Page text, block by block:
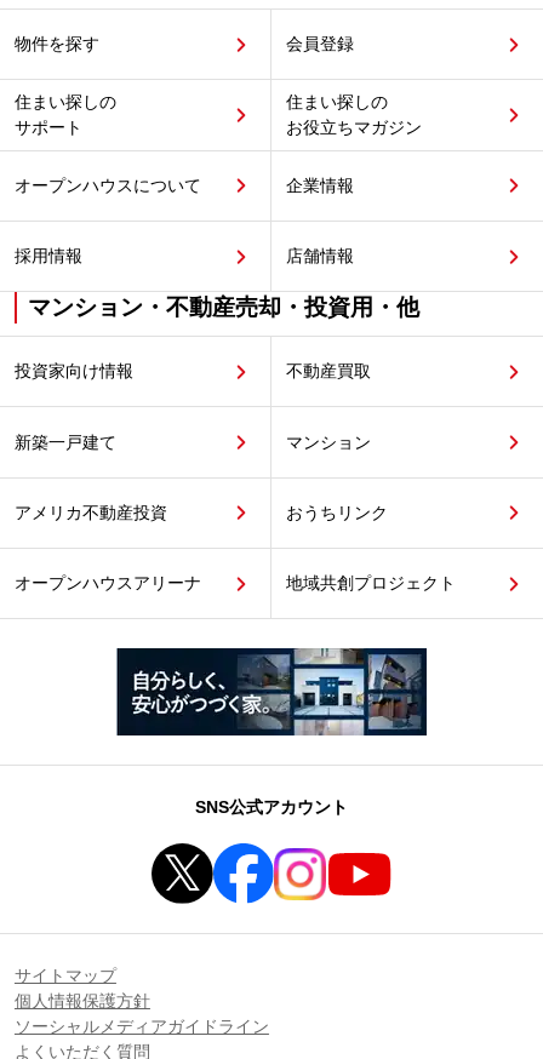
物件を探す 会員登録
住まい探しの
サポート
住まい探しの
お役立ちマガジン
オープンハウスについて 企業情報
採用情報 店舗情報
マンション・不動産売却・投資用・他
投資家向け情報 不動産買取
新築一戸建て マンション
アメリカ不動産投資 おうちリンク
オープンハウスアリーナ 地域共創プロジェクト
SNS公式アカウント
サイトマップ
個人情報保護方針
ソーシャルメディアガイドライン
よくいただく質問